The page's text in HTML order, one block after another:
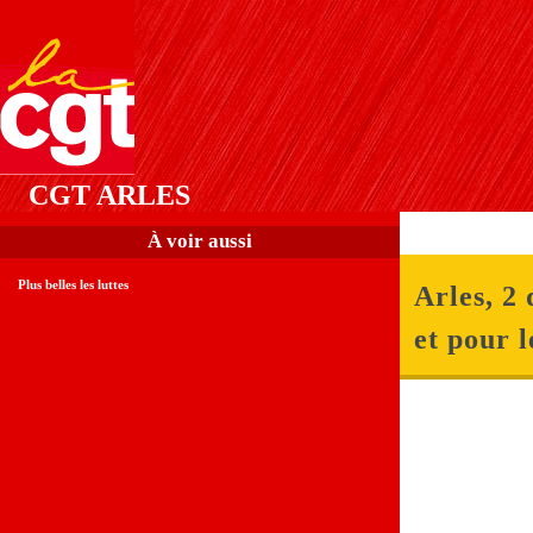
CGT ARLES
Arles, 2
et pour
À voir aussi
Plus belles les luttes